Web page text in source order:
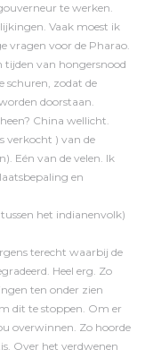
te werken.
Vaak moest ik
vragen voor de Pharao.
tijden van hongersnood
schuren, zodat de
doorstaan.
China wellicht.
verkocht ) van de
Eén van de velen. Ik
en
het indianenvolk)
terecht waarbij de
Heel erg. Zo
ten onder zien
dit te stoppen. Om er
overwinnen. Zo hoorde
Over het verdwenen